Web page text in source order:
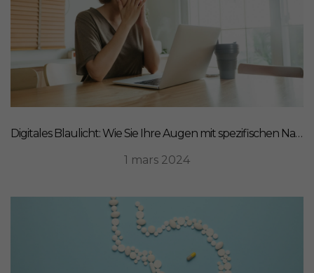
Digitales Blaulicht: Wie Sie Ihre Augen mit spezifischen Nahrungsergänzungsmitteln schützen können
1 mars 2024